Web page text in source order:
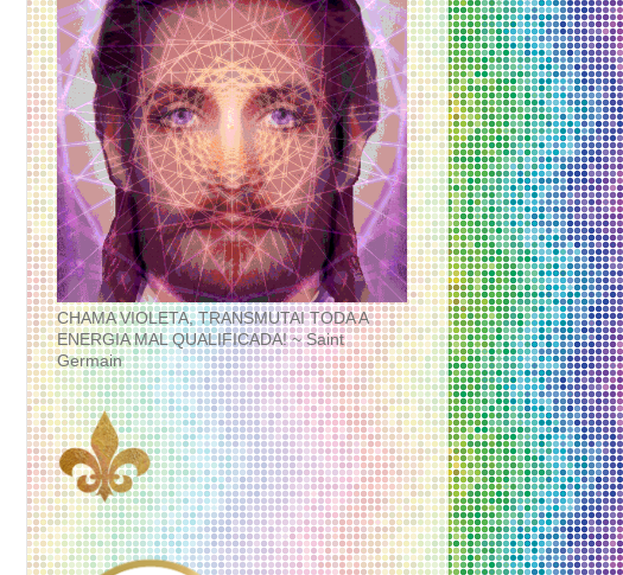
CHAMA VIOLETA, TRANSMUTAI TODA A
ENERGIA MAL QUALIFICADA! ~ Saint
Germain